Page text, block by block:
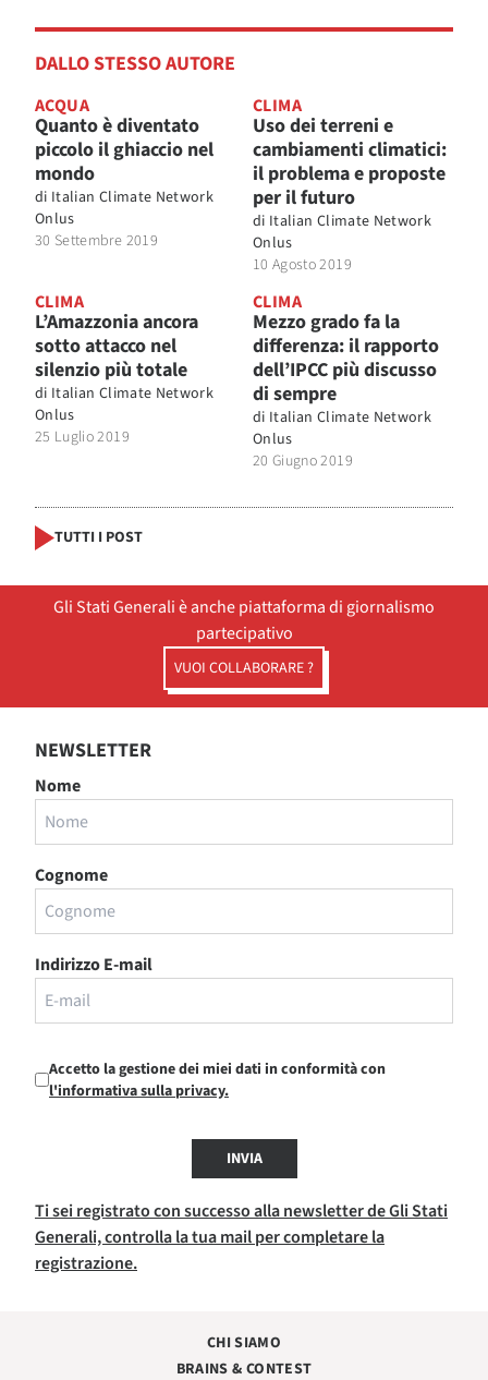
DALLO STESSO AUTORE
ACQUA
Quanto è diventato
piccolo il ghiaccio nel
mondo
di Italian Climate Network
Onlus
30 Settembre 2019
CLIMA
Uso dei terreni e
cambiamenti climatici:
il problema e proposte
per il futuro
di Italian Climate Network
Onlus
10 Agosto 2019
CLIMA
L’Amazzonia ancora
sotto attacco nel
silenzio più totale
di Italian Climate Network
Onlus
25 Luglio 2019
CLIMA
Mezzo grado fa la
differenza: il rapporto
dell’IPCC più discusso
di sempre
di Italian Climate Network
Onlus
20 Giugno 2019
TUTTI I POST
Gli Stati Generali è anche piattaforma di giornalismo
partecipativo
VUOI COLLABORARE ?
NEWSLETTER
Nome
Cognome
Indirizzo E-mail
Accetto la gestione dei miei dati in conformità con
l'informativa sulla privacy.
INVIA
Ti sei registrato con successo alla newsletter de Gli Stati
Generali, controlla la tua mail per completare la
registrazione.
CHI SIAMO
BRAINS & CONTEST